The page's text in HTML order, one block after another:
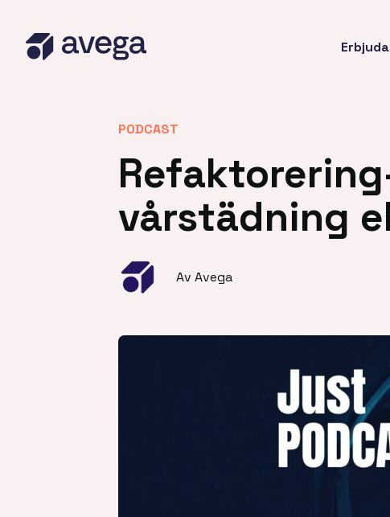
PODCAST
vårstädning
Av Avega